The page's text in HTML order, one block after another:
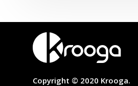
Copyright © 2020 Krooga.